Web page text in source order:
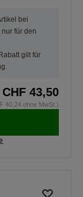
bei
für den
gilt für
CHF 43,50
40,24 ohne MwSt.)